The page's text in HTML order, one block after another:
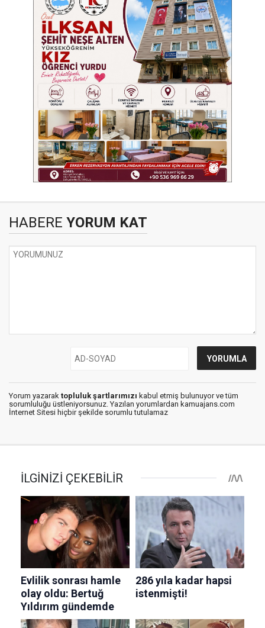
HABERE YORUM KAT
Yorum yazarak topluluk şartlarımızı kabul etmiş bulunuyor ve tüm
sorumluluğu üstleniyorsunuz. Yazılan yorumlardan kamuajans.com
İnternet Sitesi hiçbir şekilde sorumlu tutulamaz